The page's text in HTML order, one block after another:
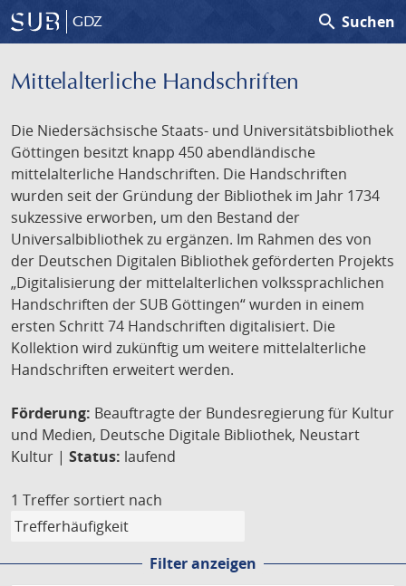
GDZ search Suchen
Mittelalterliche Handschriften
Die Niedersächsische Staats- und Universitätsbibliothek
Göttingen besitzt knapp 450 abendländische
mittelalterliche Handschriften. Die Handschriften
wurden seit der Gründung der Bibliothek im Jahr 1734
sukzessive erworben, um den Bestand der
Universalbibliothek zu ergänzen. Im Rahmen des von
der Deutschen Digitalen Bibliothek geförderten Projekts
„Digitalisierung der mittelalterlichen volkssprachlichen
Handschriften der SUB Göttingen“ wurden in einem
ersten Schritt 74 Handschriften digitalisiert. Die
Kollektion wird zukünftig um weitere mittelalterliche
Handschriften erweitert werden.
Förderung: Beauftragte der Bundesregierung für Kultur
und Medien, Deutsche Digitale Bibliothek, Neustart
Kultur | Status: laufend
1 Treffer sortiert nach
Filter anzeigen